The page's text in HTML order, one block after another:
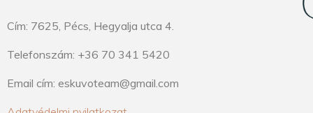
Cím: 7625, Pécs, Hegyalja utca 4.
Telefonszám: +36 70 341 5420
Email cím: eskuvoteam@gmail.com